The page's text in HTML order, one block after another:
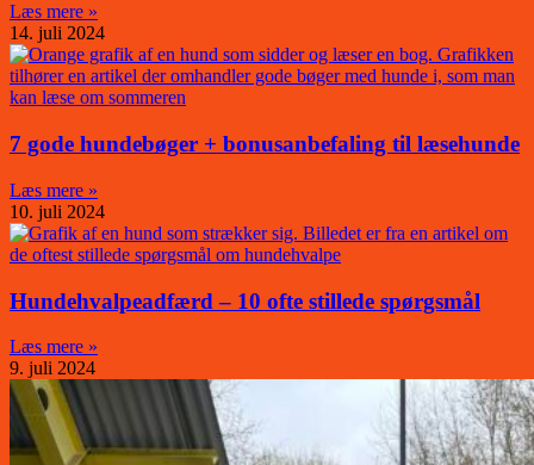
Læs mere »
14. juli 2024
7 gode hundebøger + bonusanbefaling til læsehunde
Læs mere »
10. juli 2024
Hundehvalpeadfærd – 10 ofte stillede spørgsmål
Læs mere »
9. juli 2024